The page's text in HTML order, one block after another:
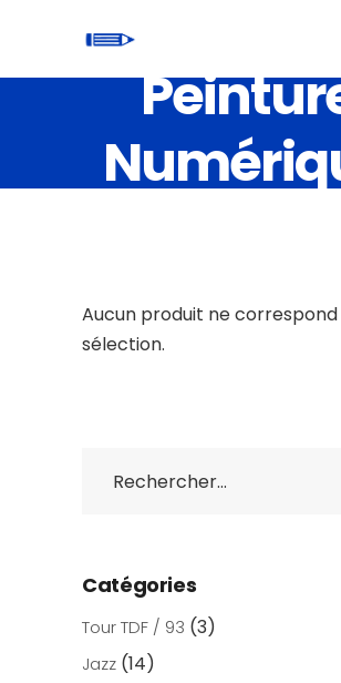
Aucun produit ne
sélection.
Catégories
Tour TDF / 93 (3)
Jazz (14)